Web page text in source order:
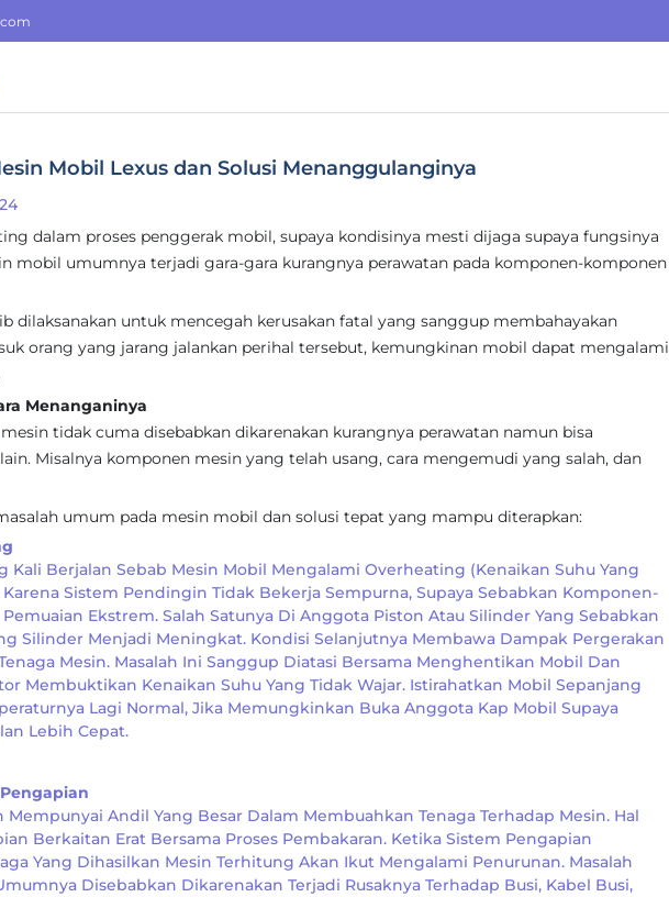
Mobil Lexus dan Solusi Menanggulanginya
dalam proses penggerak mobil, supaya kondisinya mesti dijaga supaya fungsinya
mobil umumnya terjadi gara-gara kurangnya perawatan pada komponen-komponen
dilaksanakan untuk mencegah kerusakan fatal yang sanggup membahayakan
orang yang jarang jalankan perihal tersebut, kemungkinan mobil dapat mengalami
Menanganinya
tidak cuma disebabkan dikarenakan kurangnya perawatan namun bisa
Misalnya komponen mesin yang telah usang, cara mengemudi yang salah, dan
umum pada mesin mobil dan solusi tepat yang mampu diterapkan:
Kali Berjalan Sebab Mesin Mobil Mengalami Overheating (kenaikan Suhu Yang
Sistem Pendingin Tidak Bekerja Sempurna, Supaya Sebabkan Komponen-
Ekstrem. Salah Satunya Di Anggota Piston Atau Silinder Yang Sebabkan
Silinder Menjadi Meningkat. Kondisi Selanjutnya Membawa Dampak Pergerakan
Mesin. Masalah Ini Sanggup Diatasi Bersama Menghentikan Mobil Dan
Membuktikan Kenaikan Suhu Yang Tidak Wajar. Istirahatkan Mobil Sepanjang
Lagi Normal, Jika Memungkinkan Buka Anggota Kap Mobil Supaya
Lebih Cepat.
Andil Yang Besar Dalam Membuahkan Tenaga Terhadap Mesin. Hal
Berkaitan Erat Bersama Proses Pembakaran. Ketika Sistem Pengapian
Yang Dihasilkan Mesin Terhitung Akan Ikut Mengalami Penurunan. Masalah
Disebabkan Dikarenakan Terjadi Rusaknya Terhadap Busi, Kabel Busi,